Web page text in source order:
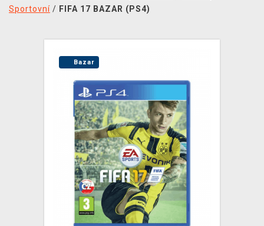
MERCHANDISE
TCG & BOARDGAME HUB
VÝKUP HER (BAZAR)
Sportovní / FIFA 17 BAZAR (PS4)
Bazar